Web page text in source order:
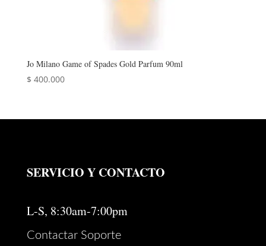
Jo Milano Game of Spades Gold Parfum 90ml
$ 400.000
SERVICIO Y CONTACTO
L-S, 8:30am-7:00pm
Contactar Soporte